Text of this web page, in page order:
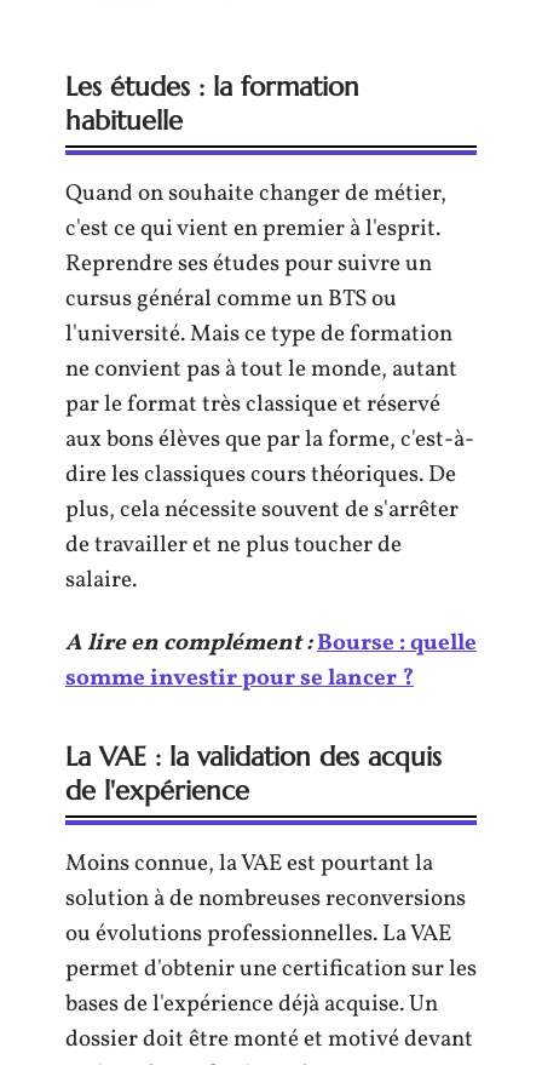
Les études : la formation
habituelle
Quand on souhaite changer de métier,
c'est ce qui vient en premier à l'esprit.
Reprendre ses études pour suivre un
cursus général comme un BTS ou
l'université. Mais ce type de formation
ne convient pas à tout le monde, autant
par le format très classique et réservé
aux bons élèves que par la forme, c'est-à-
dire les classiques cours théoriques. De
plus, cela nécessite souvent de s'arrêter
de travailler et ne plus toucher de
salaire.
A lire en complément :Bourse : quelle
somme investir pour se lancer ?
La VAE : la validation des acquis
de l'expérience
Moins connue, la VAE est pourtant la
solution à de nombreuses reconversions
ou évolutions professionnelles. La VAE
permet d'obtenir une certification sur les
bases de l'expérience déjà acquise. Un
dossier doit être monté et motivé devant